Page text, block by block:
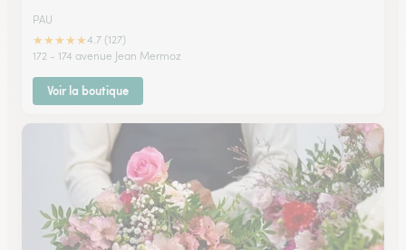
PAU
★★★★★4.7 (127)
172 - 174 avenue Jean Mermoz
Voir la boutique